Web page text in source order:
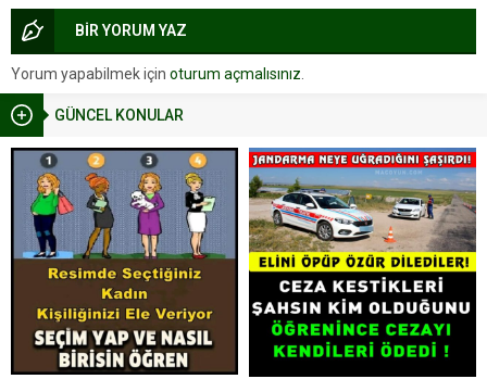
GÜNCEL KONULAR
BİR YORUM YAZ
Yorum yapabilmek için oturum açmalısınız